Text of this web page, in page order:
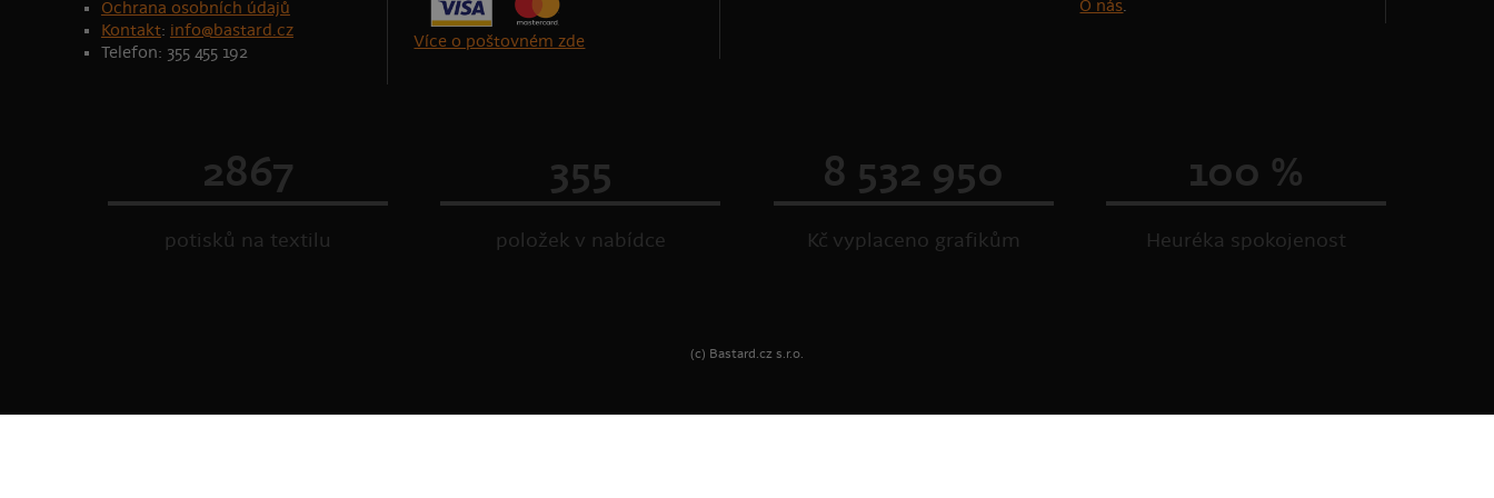
Ochrana osobních údajů
Kontakt: info@bastard.cz
Telefon: 355 455 192
Více o poštovném zde
O nás.
2867
potisků na textilu
355
položek v nabídce
8 532 950
Kč vyplaceno grafikům
100 %
Heuréka spokojenost
(c) Bastard.cz s.r.o.